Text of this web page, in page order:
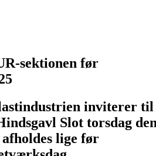
sektionen før
inviterer til
Slot torsdag
afholdes lige før